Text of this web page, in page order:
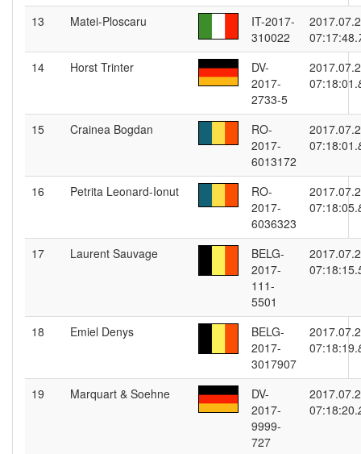
13 Matei-Ploscaru
IT-2017-
310022
07:17:48.
14
Horst Trinter
DV-
2017-
2733-5
07:18:01.
15 Crainea Bogdan
RO-
2017-
6013172
07:18:01.
16 Petrita Leonard-Ionut
RO-
2017-
6036323
07:18:05.
17 Laurent Sauvage
BELG-
2017-
111-
5501
07:18:15.
18 Emiel Denys
BELG-
2017-
3017907
07:18:19.
19 Marquart & Soehne
DV-
2017-
9999-
727
07:18:20.